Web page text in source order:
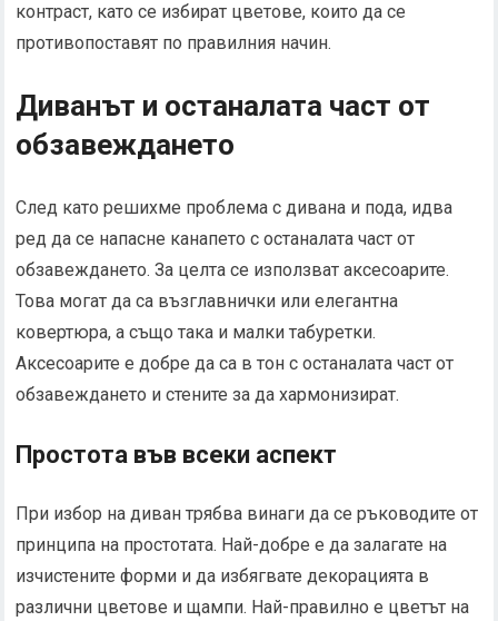
контраст, като се избират цветове, които да се
противопоставят по правилния начин.
Диванът и останалата част от
обзавеждането
След като решихме проблема с дивана и пода, идва
ред да се напасне канапето с останалата част от
обзавеждането. За целта се използват аксесоарите.
Това могат да са възглавнички или елегантна
ковертюра, а също така и малки табуретки.
Аксесоарите е добре да са в тон с останалата част от
обзавеждането и стените за да хармонизират.
Простота във всеки аспект
При избор на диван трябва винаги да се ръководите от
принципа на простотата. Най-добре е да залагате на
изчистените форми и да избягвате декорацията в
различни цветове и щампи. Най-правилно е цветът на